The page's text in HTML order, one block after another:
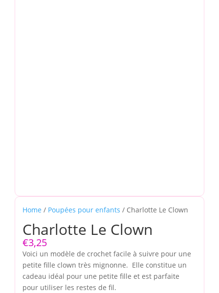
Home / Poupées pour enfants / Charlotte Le Clown
Charlotte Le Clown
€3,25
Voici un modèle de crochet facile à suivre pour une
petite fille clown très mignonne. Elle constitue un
cadeau idéal pour une petite fille et est parfaite
pour utiliser les restes de fil.